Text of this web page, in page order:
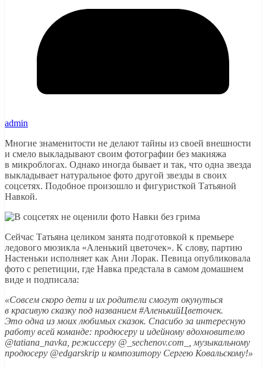
admin
Многие знаменитости не делают тайны из своей внешности
и смело выкладывают своим фотографии без макияжа
в микроблогах. Однако иногда бывает и так, что одна звезда
выкладывает натуральное фото другой звезды в своих
соцсетях. Подобное произошло и фигуристкой Татьяной
Навкой.
Сейчас Татьяна целиком занята подготовкой к премьере
ледового мюзикла «Аленький цветочек». К слову, партию
Настеньки исполняет как Ани Лорак. Певица опубликовала
фото с репетиции, где Навка предстала в самом домашнем
виде и подписала:
«Совсем скоро дети и их родители смогут окунуться
в красивую сказку под названием #АленькийЦветочек.
Это одна из моих любимых сказок. Спасибо за интересную
работу всей команде: продюсеру и идейному вдохновителю
@tatiana_navka, режиссеру @_sechenov.com_, музыкальному
продюсеру @edgarskrip и композитору Сергею Ковальскому!»